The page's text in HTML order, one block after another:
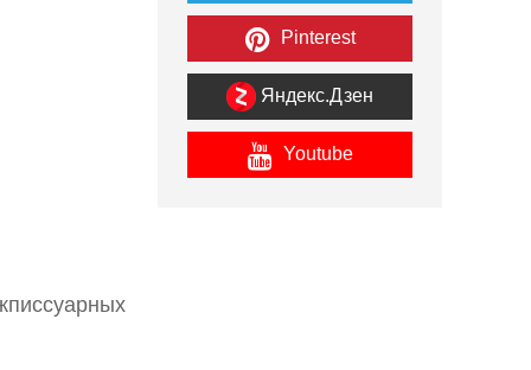
Pinterest
Яндекс.Дзен
Youtube